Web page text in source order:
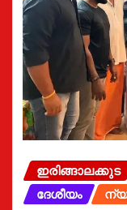
ഇരിങ്ങാലക്കുട
ദേശീയം